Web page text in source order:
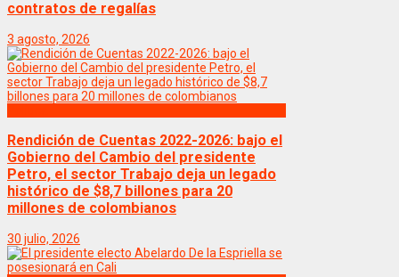
contratos de regalías
3 agosto, 2026
Rendición de Cuentas 2022-2026: bajo el
Gobierno del Cambio del presidente
Petro, el sector Trabajo deja un legado
histórico de $8,7 billones para 20
millones de colombianos
30 julio, 2026